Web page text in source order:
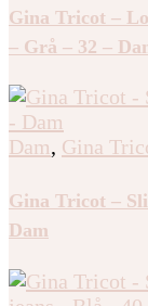
Gina Tricot –
– Grå – 32 –
Dam, Gina
Gina Tricot –
Dam